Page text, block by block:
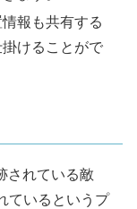
報も共有する
けることがで
されている敵
ているというプ